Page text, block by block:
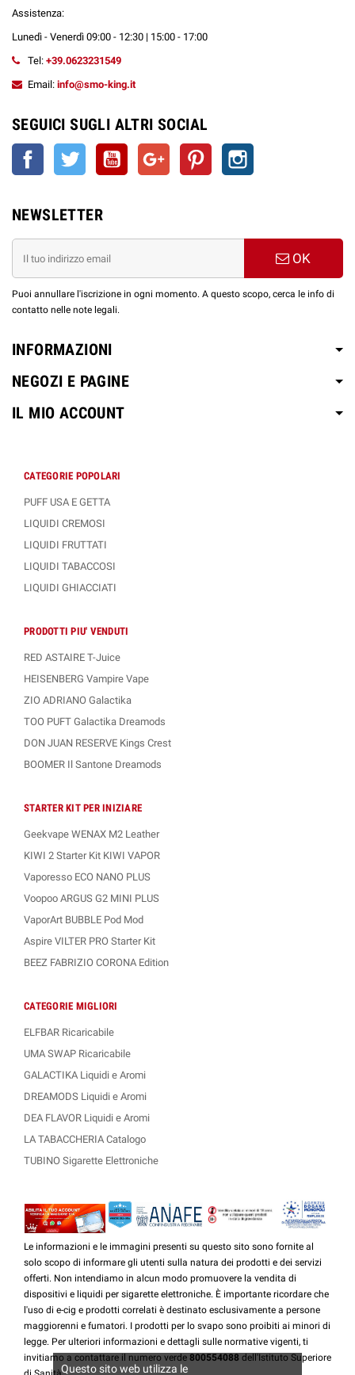
Assistenza:
Lunedì - Venerdì 09:00 - 12:30 | 15:00 - 17:00
Tel: +39.0623231549
Email: info@smo-king.it
SEGUICI SUGLI ALTRI SOCIAL
Facebook Twitter YouTube Google+ Pinterest
NEWSLETTER
OK
Puoi annullare l'iscrizione in ogni momento. A questo scopo, cerca le info di
contatto nelle note legali.
INFORMAZIONI
NEGOZI E PAGINE
IL MIO ACCOUNT
CATEGORIE POPOLARI
PUFF USA E GETTA
LIQUIDI CREMOSI
LIQUIDI FRUTTATI
LIQUIDI TABACCOSI
LIQUIDI GHIACCIATI
PRODOTTI PIU' VENDUTI
RED ASTAIRE T-Juice
HEISENBERG Vampire Vape
ZIO ADRIANO Galactika
TOO PUFT Galactika Dreamods
DON JUAN RESERVE Kings Crest
BOOMER Il Santone Dreamods
STARTER KIT PER INIZIARE
Geekvape WENAX M2 Leather
KIWI 2 Starter Kit KIWI VAPOR
Vaporesso ECO NANO PLUS
Voopoo ARGUS G2 MINI PLUS
VaporArt BUBBLE Pod Mod
Aspire VILTER PRO Starter Kit
BEEZ FABRIZIO CORONA Edition
CATEGORIE MIGLIORI
ELFBAR Ricaricabile
UMA SWAP Ricaricabile
GALACTIKA Liquidi e Aromi
DREAMODS Liquidi e Aromi
DEA FLAVOR Liquidi e Aromi
LA TABACCHERIA Catalogo
TUBINO Sigarette Elettroniche
Le informazioni e le immagini presenti su questo sito sono fornite al
solo scopo di informare gli utenti sulla natura dei prodotti e dei servizi
offerti. Non intendiamo in alcun modo promuovere la vendita di
dispositivi e liquidi per sigarette elettroniche. È importante ricordare che
l'uso di e-cig e prodotti correlati è destinato esclusivamente a persone
maggiorenni e fumatori. I prodotti per lo svapo sono proibiti ai minori di
legge. Per ulteriori informazioni e dettagli sulle normative vigenti, ti
invitiamo a contattare il numero verde 800554088 dell'Istituto Superiore
Questo sito web utilizza le